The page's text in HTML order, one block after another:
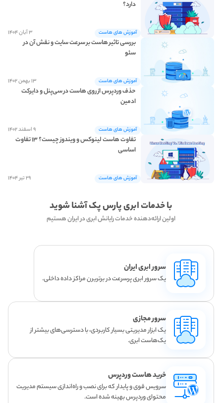
آموزش های هاست ۳ آبان ۱۴۰۴
دارد؟
تاثیر سرعت سایت روی
آموزش های هاست ۱۳ بهمن ۱۴۰۲
بررسی تاثیر هاست بر سرعت سایت و نقش آن در
سئو
آموزش های هاست ۹ اسفند ۱۴۰۲
حذف وردپرس از روی هاست در سی‌پنل و دایرکت
ادمین
آموزش های هاست ۲۹ تیر ۱۴۰۴
تفاوت هاست لینوکس و ویندوز چیست؟ ۱۳ تفاوت
اساسی
با خدمات ابری پارس پک آشنا شوید
اولین ارائه‌دهنده خدمات رایانش ابری در ایران هستیم
سرور ابری ایران
یک سرور ابری پرسرعت در برتریرن مراکز داده داخلی.
سرور مجازی
یک ابزار مدیریتی بسیار کاربردی، با دسترسی‌های بیشتر از
یک‌هاست ابری.
خرید هاست وردپرس
سرویس قوی و پایدار که برای نصب و راه‌اندازی سیستم مدیریت
محتوای وردپرس بهینه شده است.